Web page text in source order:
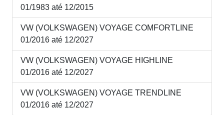
01/1983 até 12/2015
VW (VOLKSWAGEN) VOYAGE COMFORTLINE
01/2016 até 12/2027
VW (VOLKSWAGEN) VOYAGE HIGHLINE
01/2016 até 12/2027
VW (VOLKSWAGEN) VOYAGE TRENDLINE
01/2016 até 12/2027